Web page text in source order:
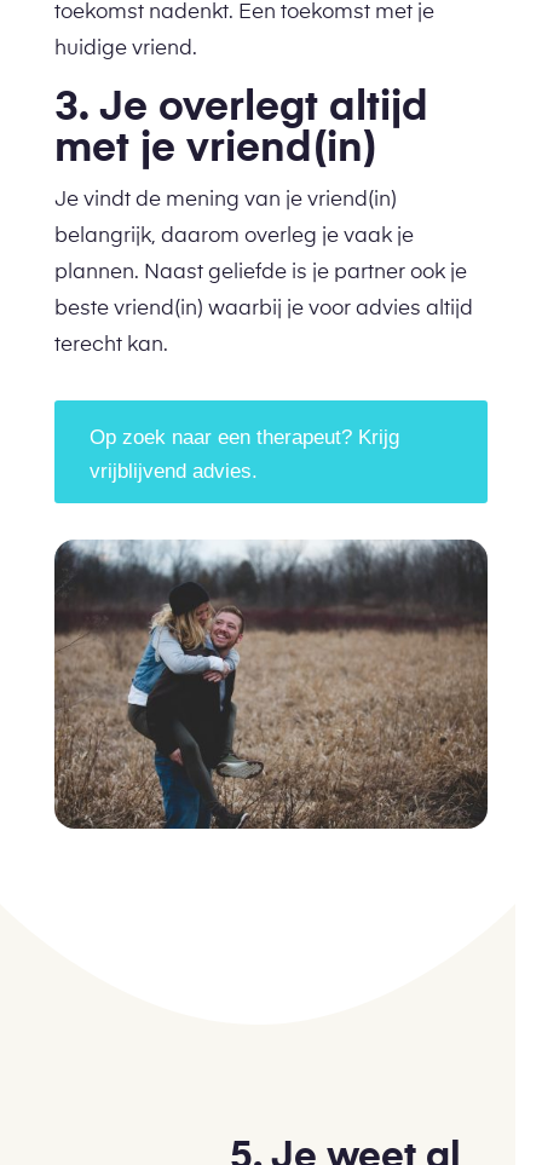
toekomst nadenkt. Een toekomst met je
huidige vriend.
3. Je overlegt altijd
met je vriend(in)
Je vindt de mening van je vriend(in)
belangrijk, daarom overleg je vaak je
plannen. Naast geliefde is je partner ook je
beste vriend(in) waarbij je voor advies altijd
terecht kan.
Op zoek naar een therapeut? Krijg
vrijblijvend advies.